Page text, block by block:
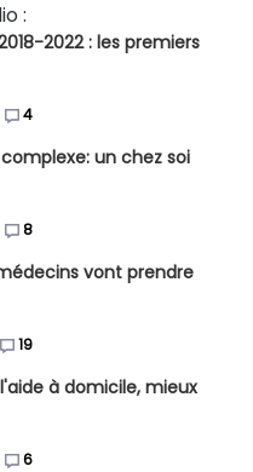
:
2022 : les premiers
4
un chez soi
8
vont prendre
19
à domicile, mieux
6